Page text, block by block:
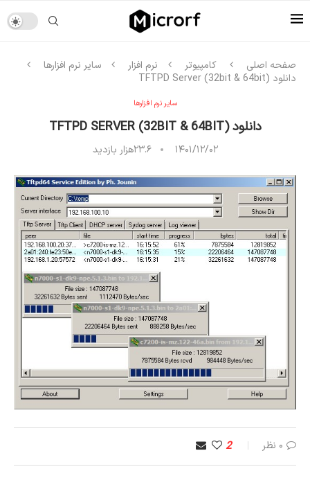
صفحه اصلی کامپیوتر نرم افزار
سایر نرم افزارها
دانلود TFTPD Server (32bit & 64bit)
سایر نرم افزارها
دانلود TFTPD SERVER (32BIT & 64BIT)
۱۴۰۱/۱۲/۰۲ ۲۳.۶هزار بازدید
۰ نظر 2